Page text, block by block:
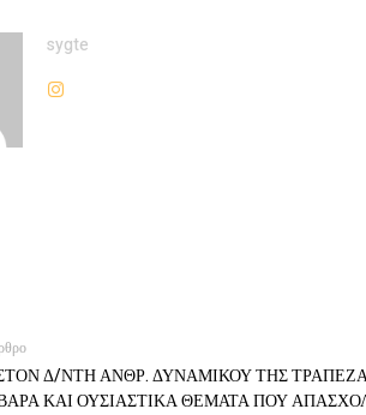
sygte
Δ/ΝΤΗ ΑΝΘΡ. ΔΥΝΑΜΙΚΟΥ ΤΗΣ
ΚΑΙ ΟΥΣΙΑΣΤΙΚΑ ΘΕΜΑΤΑ ΠΟΥ